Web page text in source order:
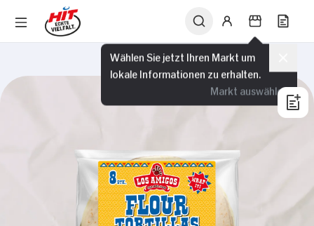
Wählen Sie jetzt Ihren Markt um
lokale Informationen zu erhalten.
Markt auswählen